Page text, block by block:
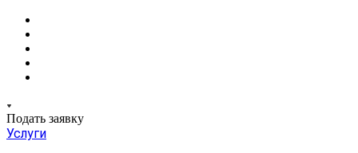
Подать заявку
Услуги